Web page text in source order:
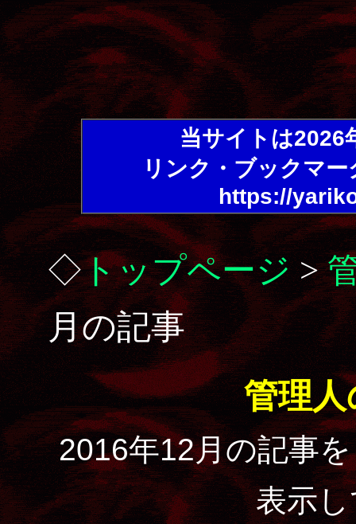
当サイトは2026
リンク・ブックマ
https://
◇トップページ>
月の記事
管理
2016年12月の記事
表示